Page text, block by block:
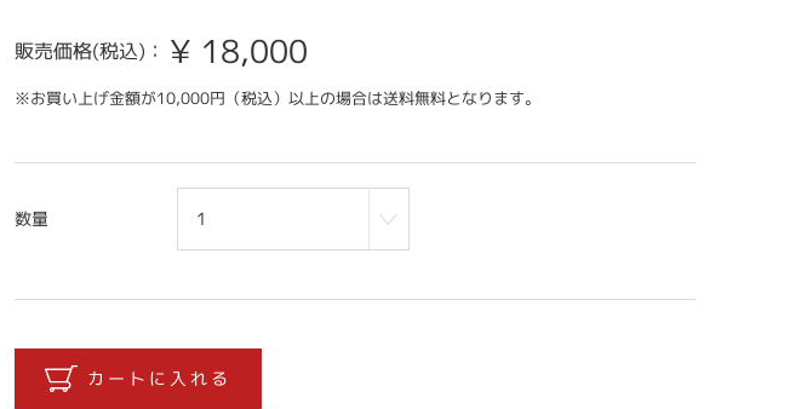
販売価格(税込)： ¥ 18,000
※お買い上げ金額が10,000円（税込）以上の場合は送料無料となります。
数量